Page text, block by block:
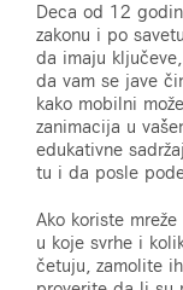
Deca od 12
zakonu i po
da imaju
da vam se jave
kako mobilni
zanimacija u
edukativne
tu i da posle
Ako koriste
u koje svrhe i
četuju, zamolite